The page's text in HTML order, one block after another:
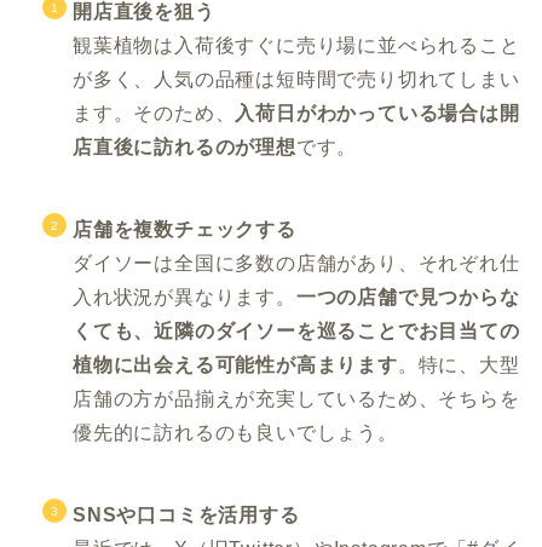
開店直後を狙う
観葉植物は入荷後すぐに売り場に並べられること
が多く、人気の品種は短時間で売り切れてしまい
ます。そのため、 入荷日がわかっている場合は開
店直後に訪れるのが理想です。
店舗を複数チェックする
ダイソーは全国に多数の店舗があり、それぞれ仕
入れ状況が異なります。 一つの店舗で見つからな
くても、近隣のダイソーを巡ることでお目当ての
植物に出会える可能性が高まります。特に、大型
店舗の方が品揃えが充実しているため、そちらを
優先的に訪れるのも良いでしょう。
SNSや口コミを活用する